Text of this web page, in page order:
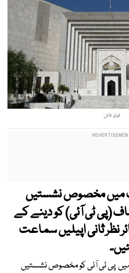
فوٹو: فائل
میں مخصوص نشستیں
(پی ٹی آئی) کو دینے کے
ثانی اپیلیں سماعت
پی ٹی آئی کو مخصوص نشستیں